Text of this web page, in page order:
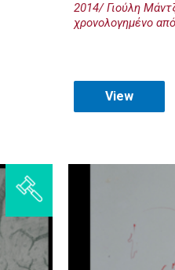
2014/ Γιούλη
χρονολογημένο
View